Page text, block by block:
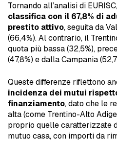
Tornando all’analisi di EURISC,
classifica con il 67,8% di
prestito attivo, seguita da
(66,4%). Al contrario, il
quota più bassa (32,5%),
(47,8%) e dalla Campania
Queste differenze riflettono
incidenza dei mutui
finanziamento, dato che le
alta (come Trentino-Alto
proprio quelle caratterizzate
mutuo casa, con importi da